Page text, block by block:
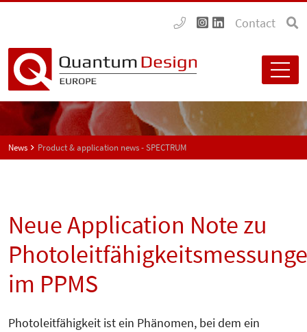
Contact
News Product & application news - SPECTRUM
Neue Application Note zu
im PPMS
Photoleitfähigkeit ist ein Phänomen, bei dem ein